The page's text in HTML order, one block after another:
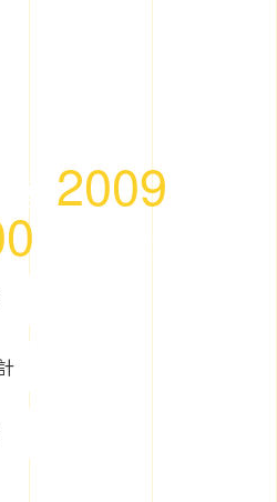
2009
客戶見證